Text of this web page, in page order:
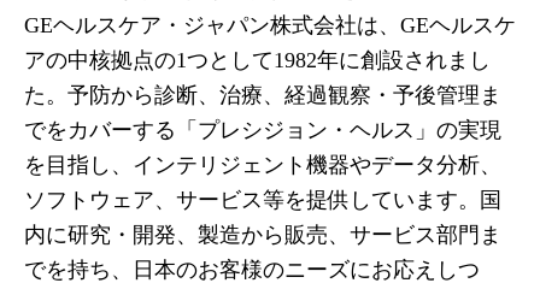
GEヘルスケア・ジャパン株式会社は、GEヘルスケ
アの中核拠点の1つとして1982年に創設されまし
た。予防から診断、治療、経過観察・予後管理ま
でをカバーする「プレシジョン・ヘルス」の実現
を目指し、インテリジェント機器やデータ分析、
ソフトウェア、サービス等を提供しています。国
内に研究・開発、製造から販売、サービス部門ま
でを持ち、日本のお客様のニーズにお応えしつ